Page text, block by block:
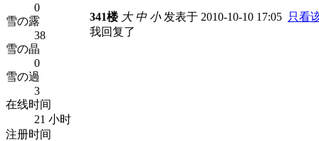
0
雪の露
38
雪の晶
0
雪の過
3
在线时间
21 小时
注册时间
341楼 大 中 小发表于 2010-10-10 17:05 只看
我回复了